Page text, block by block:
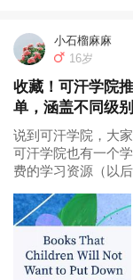
小石榴麻麻
16岁
收藏！可汗学院
单，涵盖不同级
说到可汗学院，大
可汗学院也有一个
费的学习资源（以
读书单，可汗学院
因为，其中推荐的